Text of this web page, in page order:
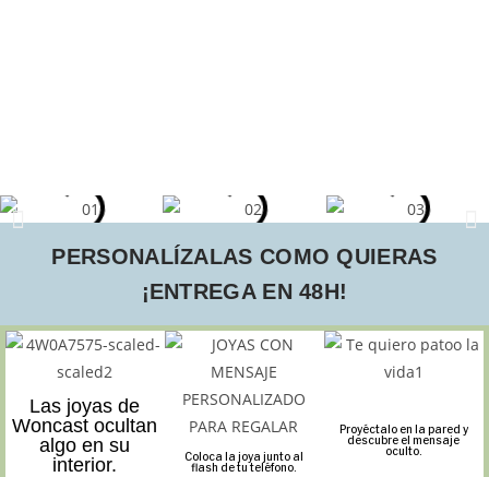
PERSONALÍZALAS COMO QUIERAS
¡ENTREGA EN 48H!
Las joyas de
Woncast ocultan
algo en su
interior.
Coloca la joya junto al
flash de tu teléfono.
Proyéctalo en la pared y
descubre el mensaje
oculto.